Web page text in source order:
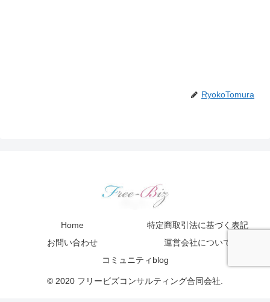
RyokoTomura
Home
特定商取引法に基づく表記
お問い合わせ
運営会社について
コミュニティblog
© 2020 フリービズコンサルティング合同会社.